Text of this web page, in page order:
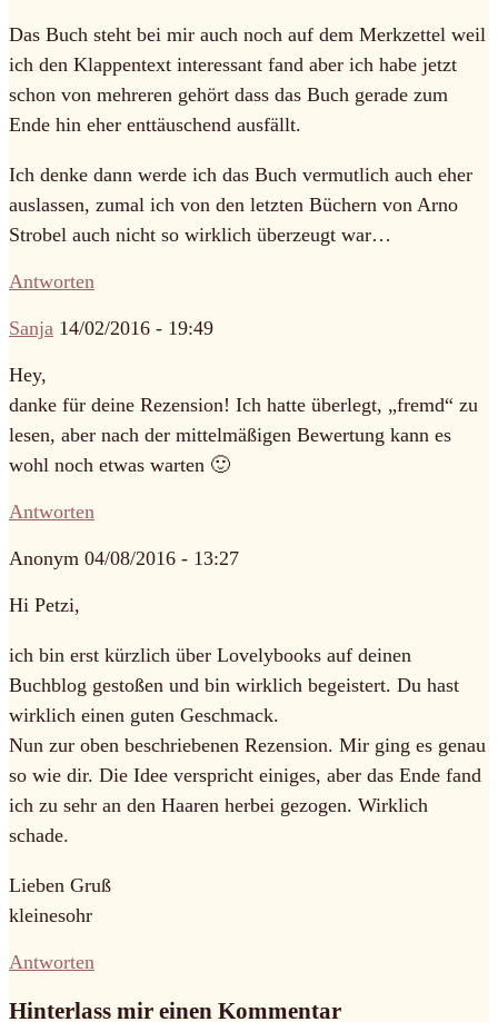
Das Buch steht bei mir auch noch auf dem Merkzettel weil
ich den Klappentext interessant fand aber ich habe jetzt
schon von mehreren gehört dass das Buch gerade zum
Ende hin eher enttäuschend ausfällt.
Ich denke dann werde ich das Buch vermutlich auch eher
auslassen, zumal ich von den letzten Büchern von Arno
Strobel auch nicht so wirklich überzeugt war…
Antworten
Sanja 14/02/2016 - 19:49
Hey,
danke für deine Rezension! Ich hatte überlegt, „fremd“ zu
lesen, aber nach der mittelmäßigen Bewertung kann es
wohl noch etwas warten 🙂
Antworten
Anonym 04/08/2016 - 13:27
Hi Petzi,
ich bin erst kürzlich über Lovelybooks auf deinen
Buchblog gestoßen und bin wirklich begeistert. Du hast
wirklich einen guten Geschmack.
Nun zur oben beschriebenen Rezension. Mir ging es genau
so wie dir. Die Idee verspricht einiges, aber das Ende fand
ich zu sehr an den Haaren herbei gezogen. Wirklich
schade.
Lieben Gruß
kleinesohr
Antworten
Hinterlass mir einen Kommentar